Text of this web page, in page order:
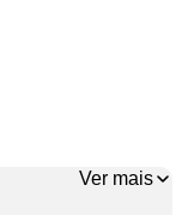
Ver mais